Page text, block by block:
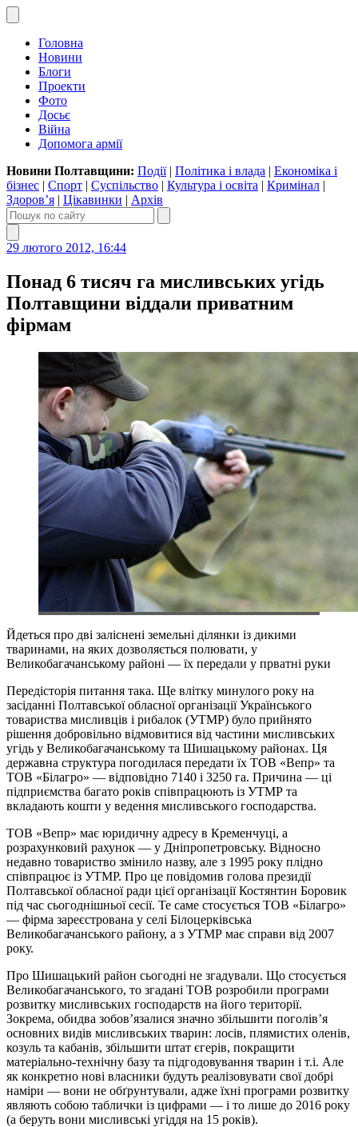
Головна
Новини
Блоги
Проекти
Фото
Досьє
Війна
Допомога армії
Новини Полтавщини: Події| Політика і влада | Економіка і
бізнес | Спорт | Суспільство | Культура і освіта | Кримінал |
Здоров’я | Цікавинки | Архів
29 лютого 2012, 16:44
Понад 6 тисяч га мисливських угідь
Полтавщини віддали приватним
фірмам
Йдеться про дві заліснені земельні ділянки із дикими
тваринами, на яких дозволяється полювати, у
Великобагачанському районі — їх передали у прватні руки
Передісторія питання така. Ще влітку минулого року на
засіданні Полтавської обласної організації Українського
товариства мисливців і рибалок (УТМР) було прийнято
рішення добровільно відмовитися від частини мисливських
угідь у Великобагачанському та Шишацькому районах. Ця
державна структура погодилася передати їх ТОВ «Вепр» та
ТОВ «Білагро» — відповідно 7140 і 3250 га. Причина — ці
підприємства багато років співпрацюють із УТМР та
вкладають кошти у ведення мисливського господарства.
ТОВ «Вепр» має юридичну адресу в Кременчуці, а
розрахунковий рахунок — у Дніпропетровську. Відносно
недавно товариство змінило назву, але з 1995 року плідно
співпрацює із УТМР. Про це повідомив голова президії
Полтавської обласної ради цієї організації Костянтин Боровик
під час сьогоднішньої сесії. Те саме стосується ТОВ «Білагро»
— фірма зареєстрована у селі Білоцерківська
Великобагачанського району, а з УТМР має справи від 2007
року.
Про Шишацький район сьогодні не згадували. Що стосується
Великобагачанського, то згадані ТОВ розробили програми
розвитку мисливських господарств на його території.
Зокрема, обидва зобов’язалися значно збільшити поголів’я
основних видів мисливських тварин: лосів, плямистих оленів,
козуль та кабанів, збільшити штат єгерів, покращити
матеріально-технічну базу та підгодовування тварин і т.і. Але
як конкретно нові власники будуть реалізовувати свої добрі
наміри — вони не обґрунтували, адже їхні програми розвитку
являють собою таблички із цифрами — і то лише до 2016 року
(а беруть вони мисливські угіддя на 15 років).